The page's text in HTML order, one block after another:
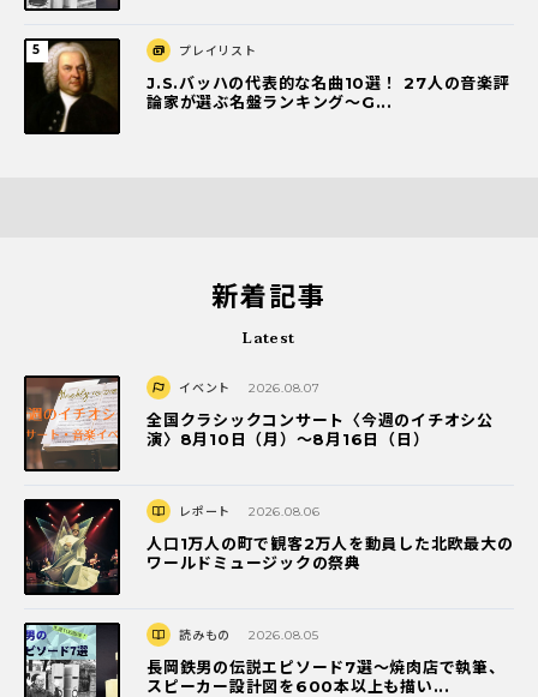
プレイリスト
J.S.バッハの代表的な名曲10選！ 27人の音楽評
論家が選ぶ名盤ランキング〜G...
新着記事
Latest
イベント 2026.08.07
全国クラシックコンサート〈今週のイチオシ公
演〉8月10日（月）～8月16日（日）
レポート 2026.08.06
人口1万人の町で観客2万人を動員した北欧最大の
ワールドミュージックの祭典
読みもの 2026.08.05
長岡鉄男の伝説エピソード7選〜焼肉店で執筆、
スピーカー設計図を600本以上も描い...